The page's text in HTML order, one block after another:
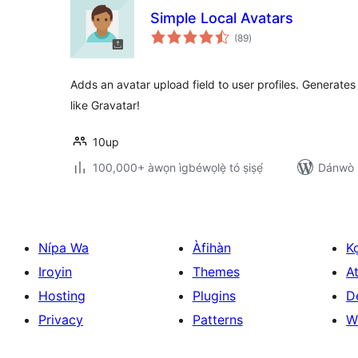
Simple Local Avatars
(89àpapọ̀
àwọn
)
Adds an avatar upload field to user profiles.
like Gravatar!
10up
100,000+ àwọn ìgbéwọlẹ̀ tó ṣiṣẹ́
Dánwò
Nípa Wa
Iroyin
Hosting
Privacy
Àfihàn
Themes
Plugins
Patterns